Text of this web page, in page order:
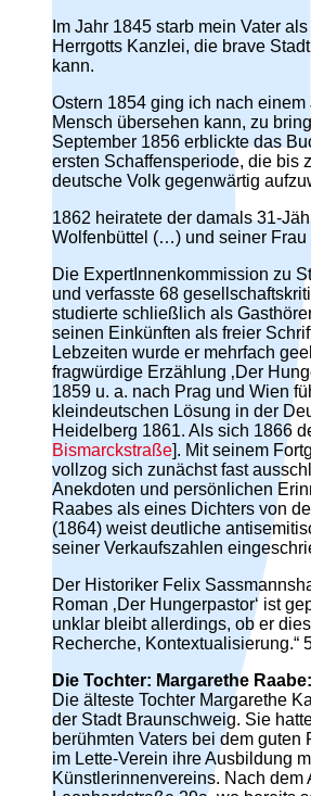
Im Jahr 1845 starb mein Vater
Herrgotts Kanzlei, die brave
kann.
Ostern 1854 ging ich nach
Mensch übersehen kann, zu
September 1856 erblickte das
ersten Schaffensperiode, die bis
deutsche Volk gegenwärtig
1862 heiratete der damals 31-
Wolfenbüttel (…) und seiner Frau
Die ExpertInnenkommission zu
und verfasste 68
studierte schließlich als
seinen Einkünften als freier
Lebzeiten wurde er mehrfach
fragwürdige Erzählung ‚Der
1859 u. a. nach Prag und Wien
kleindeutschen Lösung in der
Heidelberg 1861. Als sich 1866
Bismarckstraße]. Mit seinem
vollzog sich zunächst fast
Anekdoten und persönlichen
Raabes als eines Dichters von
(1864) weist deutliche
seiner Verkaufszahlen
Der Historiker Felix
Roman ‚Der Hungerpastor‘ ist
unklar bleibt allerdings, ob er
Recherche, Kontextualisierung.“
Die Tochter: Margarethe
Die älteste Tochter Margarethe
der Stadt Braunschweig. Sie
berühmten Vaters bei dem
im Lette-Verein ihre Ausbildung
Künstlerinnenvereins. Nach